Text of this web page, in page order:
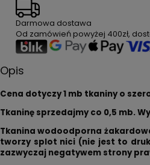
Darmowa dostawa
Od zamówień powyżej 400zł,
Opis
Cena dotyczy 1 mb tkaniny o
Tkaninę sprzedajmy co 0,5 mb.
Tkanina wodoodporna
tworzy splot nici (nie jest to
zazwyczaj negatywem strony